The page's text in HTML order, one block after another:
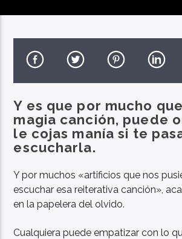
Y es que por mucho
magia canción, puede
le cojas manía si te
escucharla.
Y por muchos «artificios que nos
escuchar esa reiterativa canción»,
en la papelera del olvido.
Cualquiera puede empatizar con lo